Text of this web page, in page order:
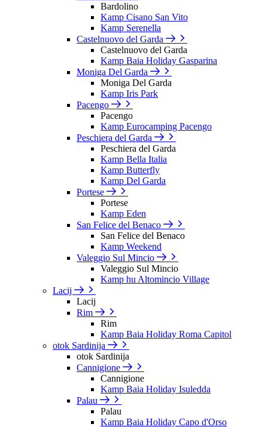
Bardolino
Kamp Cisano San Vito
Kamp Serenella
Castelnuovo del Garda
Castelnuovo del Garda
Kamp Baia Holiday Gasparina
Moniga Del Garda
Moniga Del Garda
Kamp Iris Park
Pacengo
Pacengo
Kamp Eurocamping Pacengo
Peschiera del Garda
Peschiera del Garda
Kamp Bella Italia
Kamp Butterfly
Kamp Del Garda
Portese
Portese
Kamp Eden
San Felice del Benaco
San Felice del Benaco
Kamp Weekend
Valeggio Sul Mincio
Valeggio Sul Mincio
Kamp hu Altomincio Village
Lacij
Lacij
Rim
Rim
Kamp Baia Holiday Roma Capitol
otok Sardinija
otok Sardinija
Cannigione
Cannigione
Kamp Baia Holiday Isuledda
Palau
Palau
Kamp Baia Holiday Capo d'Orso